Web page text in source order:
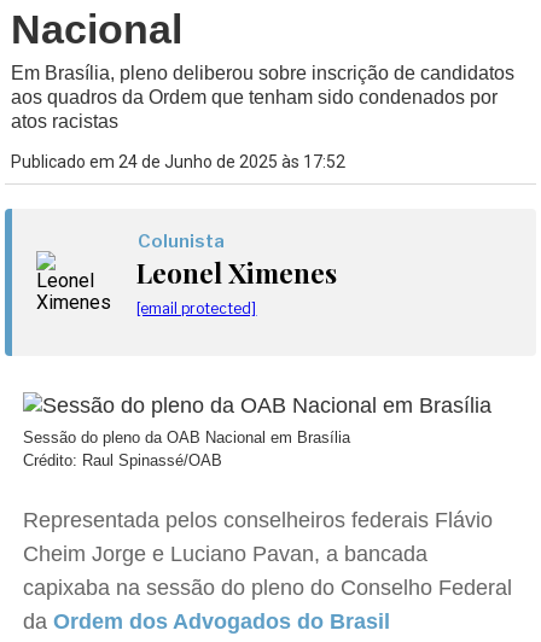
Nacional
Em Brasília, pleno deliberou sobre inscrição de candidatos
aos quadros da Ordem que tenham sido condenados por
atos racistas
Publicado em 24 de Junho de 2025 às 17:52
Colunista
Leonel Ximenes
[email protected]
Sessão do pleno da OAB Nacional em Brasília
Crédito: Raul Spinassé/OAB
Representada pelos conselheiros federais Flávio
Cheim Jorge e Luciano Pavan, a bancada
capixaba na sessão do pleno do Conselho Federal
daOrdem dos Advogados do Brasil